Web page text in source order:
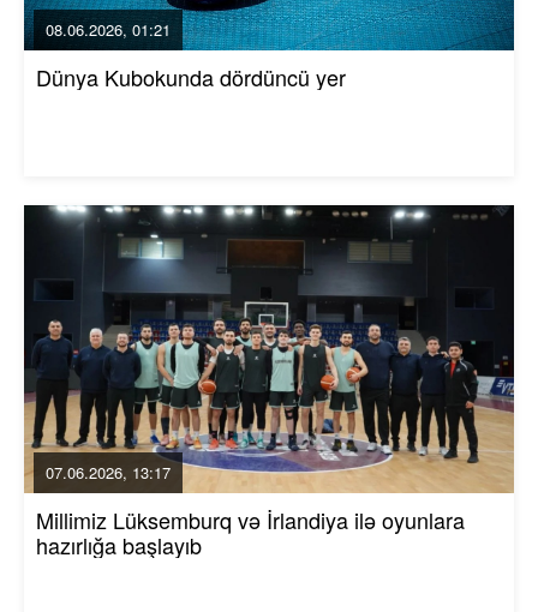
08.06.2026, 01:21
Dünya Kubokunda dördüncü yer
07.06.2026, 13:17
Millimiz Lüksemburq və İrlandiya ilə oyunlara
hazırlığa başlayıb